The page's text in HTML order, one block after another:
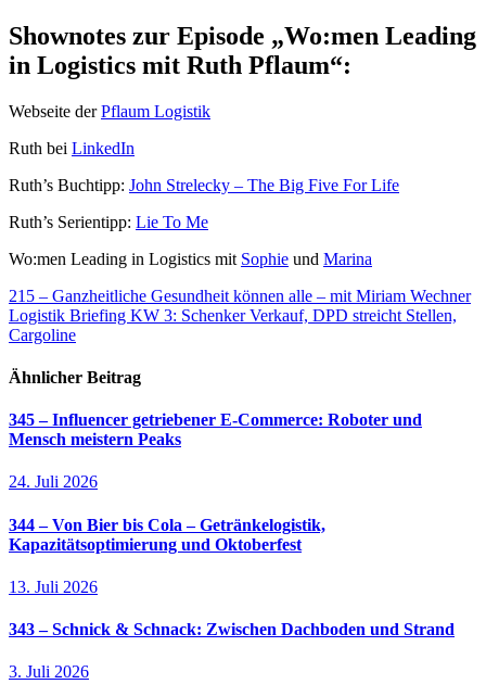
Shownotes zur Episode „Wo:men Leading
in Logistics mit Ruth Pflaum“:
Webseite derPflaum Logistik
Ruth bei LinkedIn
Ruth’s Buchtipp: John Strelecky – The Big Five For Life
Ruth’s Serientipp: Lie To Me
Wo:men Leading in Logistics mit Sophie und Marina
Beitragsnavigation
215 – Ganzheitliche Gesundheit können alle – mit Miriam Wechner
Logistik Briefing KW 3: Schenker Verkauf, DPD streicht Stellen,
Cargoline
Ähnlicher Beitrag
345 – Influencer getriebener E-Commerce: Roboter und
Mensch meistern Peaks
24. Juli 2026
344 – Von Bier bis Cola – Getränkelogistik,
Kapazitätsoptimierung und Oktoberfest
13. Juli 2026
343 – Schnick & Schnack: Zwischen Dachboden und Strand
3. Juli 2026